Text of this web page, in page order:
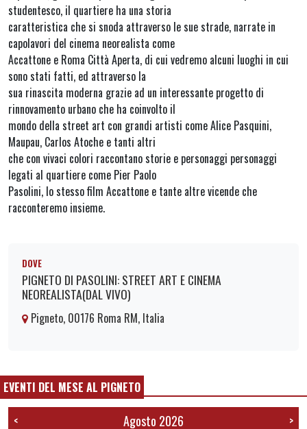
studentesco, il quartiere ha una storia
caratteristica che si snoda attraverso le sue strade, narrate in
capolavori del cinema neorealista come
Accattone e Roma Città Aperta, di cui vedremo alcuni luoghi in cui
sono stati fatti, ed attraverso la
sua rinascita moderna grazie ad un interessante progetto di
rinnovamento urbano che ha coinvolto il
mondo della street art con grandi artisti come Alice Pasquini,
Maupau, Carlos Atoche e tanti altri
che con vivaci colori raccontano storie e personaggi personaggi
legati al quartiere come Pier Paolo
Pasolini, lo stesso film Accattone e tante altre vicende che
racconteremo insieme.
DOVE
PIGNETO DI PASOLINI: STREET ART E CINEMA
NEOREALISTA(DAL VIVO)
Pigneto, 00176 Roma RM, Italia
EVENTI DEL MESE AL PIGNETO
< Agosto 2026 >